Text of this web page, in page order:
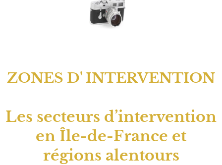
ZONES D' INTERVENTION
Les secteurs d’intervention
en Île-de-France et
régions alentours